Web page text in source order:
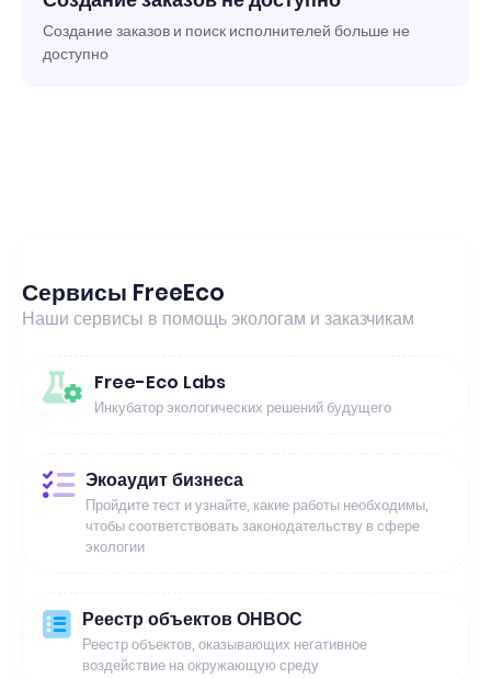
Создание заказов и поиск исполнителей больше не
доступно
Сервисы FreeEco
Наши сервисы в помощь экологам и заказчикам
Free-Eco Labs
Инкубатор экологических решений будущего
Экоаудит бизнеса
Пройдите тест и узнайте, какие работы необходимы,
чтобы соответствовать законодательству в сфере
экологии
Реестр объектов ОНВОС
Реестр объектов, оказывающих негативное
воздействие на окружающую среду